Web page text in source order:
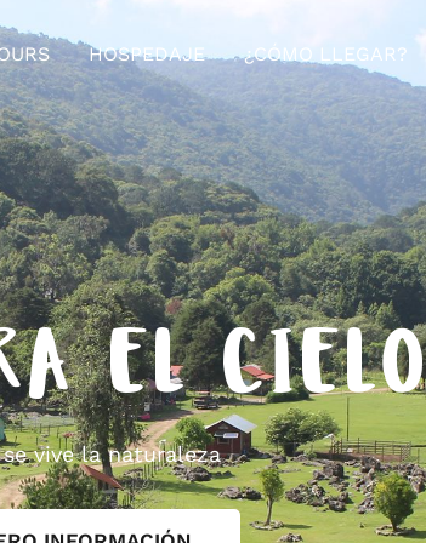
HOSPEDAJE ¿CÓMO LLEGAR?
EL
vive la naturaleza